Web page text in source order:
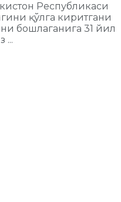
Республикаси
қўлга киритгани
бошлаганига 31 йил
...